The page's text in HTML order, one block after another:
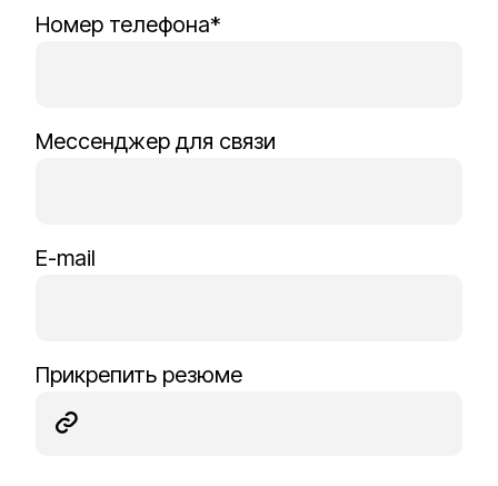
Номер телефона*
Мессенджер для связи
E-mail
Прикрепить резюме